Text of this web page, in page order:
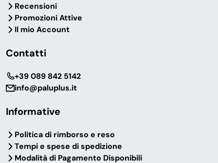
Recensioni
Promozioni Attive
Il mio Account
Contatti
‎+39 089 842 5142
info@paluplus.it
Informative
Politica di rimborso e reso
Tempi e spese di spedizione
Modalità di Pagamento Disponibili